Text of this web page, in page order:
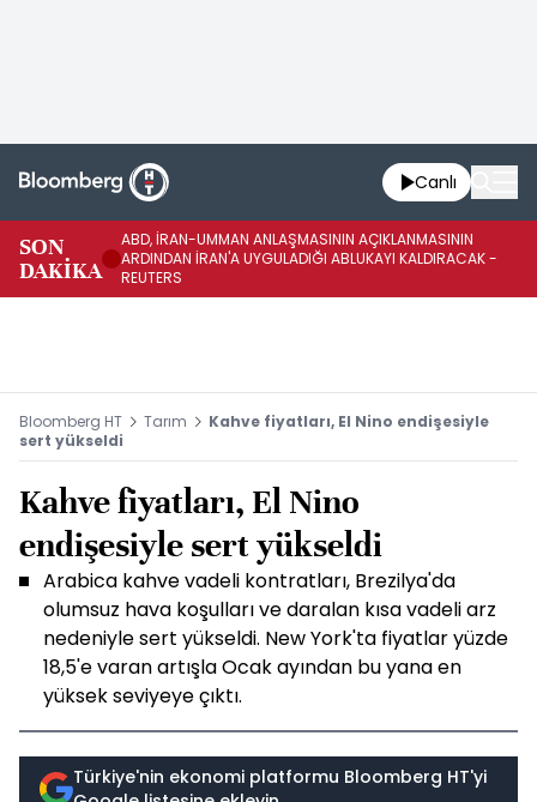
Canlı
SON
DAKİKA
ABD, İRAN-UMMAN ANLAŞMASININ AÇIKLANMASININ
ARDINDAN İRAN'A UYGULADIĞI ABLUKAYI KALDIRACAK -
REUTERS
Bloomberg HT Tarım
Kahve fiyatları, El Nino endişesiyle
sert yükseldi
Kahve fiyatları, El Nino
endişesiyle sert yükseldi
Arabica kahve vadeli kontratları, Brezilya'da
olumsuz hava koşulları ve daralan kısa vadeli arz
nedeniyle sert yükseldi. New York'ta fiyatlar yüzde
18,5'e varan artışla Ocak ayından bu yana en
yüksek seviyeye çıktı.
Türkiye'nin ekonomi platformu Bloomberg HT'yi